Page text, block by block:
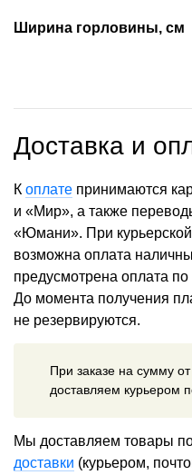
Ширина горловины, см
Доставка и
К оплате принимаются
и «Мир», а также
«Юмани». При
возможна оплата
предусмотрена оплата по
До момента получения
не резервируются.
При заказе на сумму
доставляем курьером
Мы доставляем товары
доставки (курьером,